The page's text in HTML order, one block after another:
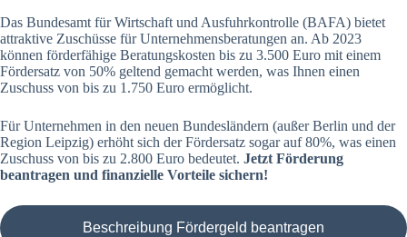
Das Bundesamt für Wirtschaft und Ausfuhrkontrolle (BAFA) bietet
attraktive Zuschüsse für Unternehmensberatungen an. Ab 2023
können förderfähige Beratungskosten bis zu 3.500 Euro mit einem
Fördersatz von 50% geltend gemacht werden, was Ihnen einen
Zuschuss von bis zu 1.750 Euro ermöglicht.
Für Unternehmen in den neuen Bundesländern (außer Berlin und der
Region Leipzig) erhöht sich der Fördersatz sogar auf 80%, was einen
Zuschuss von bis zu 2.800 Euro bedeutet. Jetzt Förderung
beantragen und finanzielle Vorteile sichern!
Beschreibung Fördergeld beantragen